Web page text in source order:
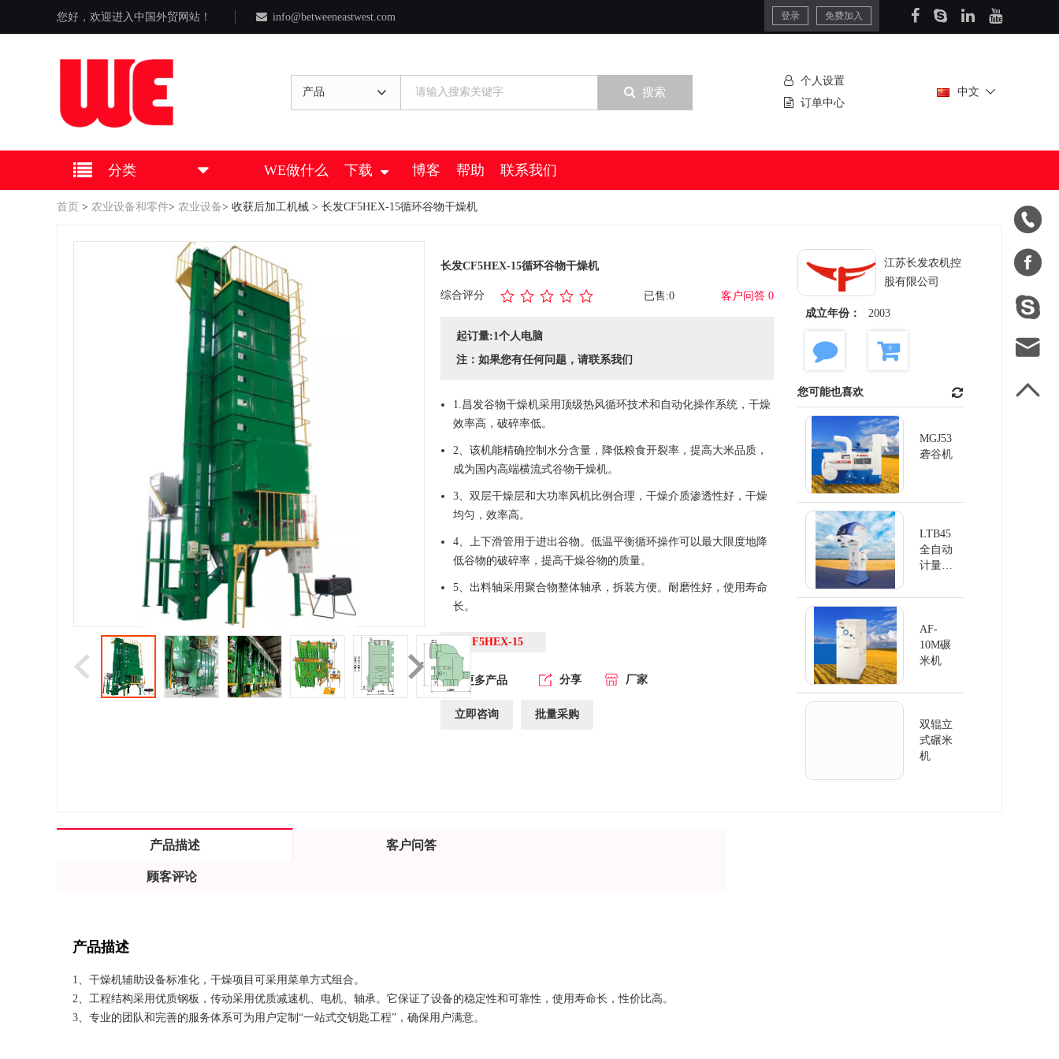
您好，欢迎进入中国外贸网站！ info@betweeneastwest.com 登录 免费加入





产品 搜索
个人设置
订单中心
中文
分类 WE做什么 下载 博客 帮助 联系我们
首页 > 农业设备和零件> 农业设备> 收获后加工机械 > 长发CF5HEX-15循环谷物干燥机
长发CF5HEX-15循环谷物干燥机
综合评分 已售:0 客户问答 0
起订量:1个人电脑
注：如果您有任何问题，请联系我们
1.昌发谷物干燥机采用顶级热风循环技术和自动化操作系统，干燥
效率高，破碎率低。
2、该机能精确控制水分含量，降低粮食开裂率，提高大米品质，
成为国内高端横流式谷物干燥机。
3、双层干燥层和大功率风机比例合理，干燥介质渗透性好，干燥
均匀，效率高。
4、上下滑管用于进出谷物。低温平衡循环操作可以最大限度地降
低谷物的破碎率，提高干燥谷物的质量。
5、出料轴采用聚合物整体轴承，拆装方便。耐磨性好，使用寿命
长。
CF5HEX-15
更多产品 分享 厂家
立即咨询 批量采购
江苏长发农机控
股有限公司
成立年份： 2003
您可能也喜欢
MGJ53
砻谷机
LTB45
全自动
计量清
AF-
10M碾
米机
双辊立
式碾米
机
产品描述 客户问答
顾客评论
产品描述
1、干燥机辅助设备标准化，干燥项目可采用菜单方式组合。
2、工程结构采用优质钢板，传动采用优质减速机、电机、轴承。它保证了设备的稳定性和可靠性，使用寿命长，性价比高。
3、专业的团队和完善的服务体系可为用户定制“一站式交钥匙工程”，确保用户满意。